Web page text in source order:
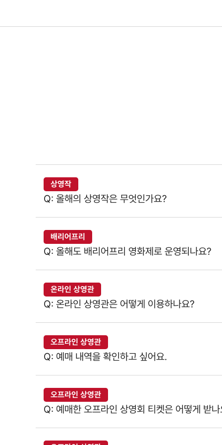
상영작
Q: 올해의 상영작은 무엇인가요?
배리어프리
Q: 올해도 배리어프리 영화제로 운영되나요?
온라인 상영관
Q: 온라인 상영관은 어떻게 이용하나요?
오프라인 상영관
Q: 예매 내역을 확인하고 싶어요.
오프라인 상영관
Q: 예매한 오프라인 상영회 티켓은 어떻게 받